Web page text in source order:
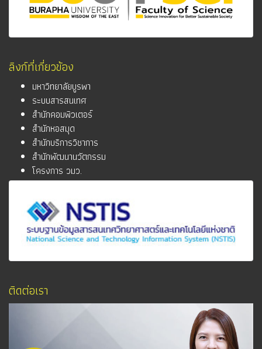
ลิงก์ที่เกี่ยวข้อง
มหาวิทยาลัยบูรพา
ระบบสารสนเทศ
สำนักคอมพิวเตอร์
สำนักหอสมุด
สำนักบริการวิชาการ
สำนักพัฒนานวัตกรรม
โครงการ วมว.
ติดต่อเรา